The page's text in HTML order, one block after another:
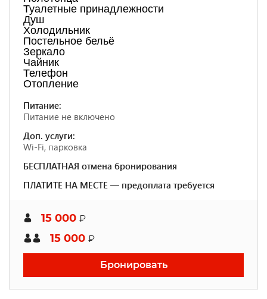
Туалетные принадлежности
Душ
Холодильник
Постельное бельё
Зеркало
Чайник
Телефон
Отопление
Питание:
Питание не включено
Доп. услуги:
Wi-Fi, парковка
БЕСПЛАТНАЯ отмена бронирования
ПЛАТИТЕ НА МЕСТЕ — предоплата требуется
15 000 ₽
15 000 ₽
Бронировать